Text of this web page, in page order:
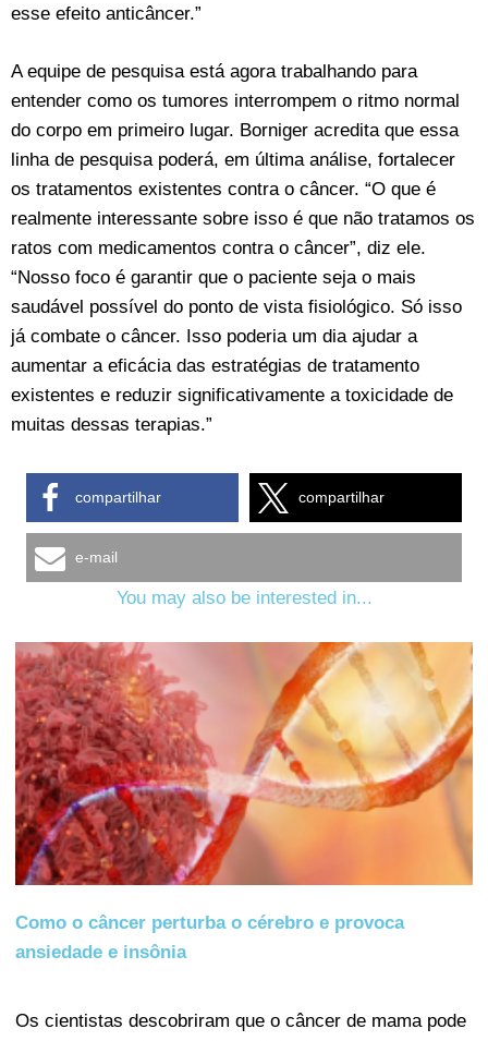
esse efeito anticâncer.”
A equipe de pesquisa está agora trabalhando para
entender como os tumores interrompem o ritmo normal
do corpo em primeiro lugar. Borniger acredita que essa
linha de pesquisa poderá, em última análise, fortalecer
os tratamentos existentes contra o câncer. “O que é
realmente interessante sobre isso é que não tratamos os
ratos com medicamentos contra o câncer”, diz ele.
“Nosso foco é garantir que o paciente seja o mais
saudável possível do ponto de vista fisiológico. Só isso
já combate o câncer. Isso poderia um dia ajudar a
aumentar a eficácia das estratégias de tratamento
existentes e reduzir significativamente a toxicidade de
muitas dessas terapias.”
compartilhar compartilhar
e-mail
You may also be interested in...
Como o câncer perturba o cérebro e provoca
ansiedade e insônia
Os cientistas descobriram que o câncer de mama pode